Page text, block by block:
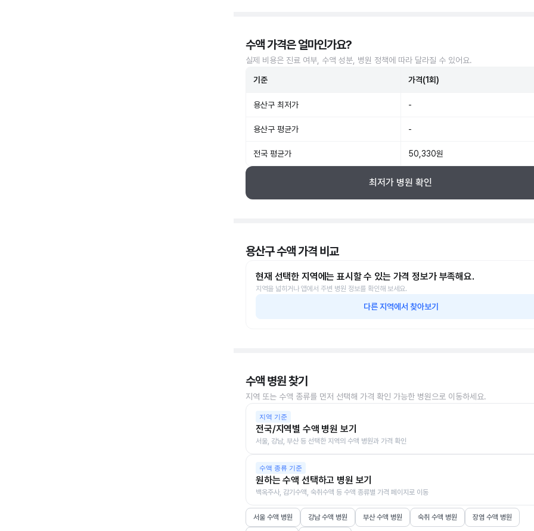
수액 가격은 얼마인가요?
실제 비용은 진료 여부, 수액 성분, 병원 정책에 따라 달라질 수 있어요.
기준 가격(1회)
용산구 최저가 -
용산구 평균가 -
전국 평균가 50,330원
최저가 병원 확인
용산구 수액 가격 비교
현재 선택한 지역에는 표시할 수 있는 가격 정보가 부족해요.
지역을 넓히거나 앱에서 주변 병원 정보를 확인해 보세요.
다른 지역에서 찾아보기
수액 병원 찾기
지역 또는 수액 종류를 먼저 선택해 가격 확인 가능한 병원으로 이동하세요.
지역 기준
전국/지역별 수액 병원 보기
서울, 강남, 부산 등 선택한 지역의 수액 병원과 가격 확인
수액 종류 기준
원하는 수액 선택하고 병원 보기
백옥주사, 감기수액, 숙취수액 등 수액 종류별 가격 페이지로 이동
서울 수액 병원 강남 수액 병원 부산 수액 병원 숙취 수액 병원 장염 수액 병원